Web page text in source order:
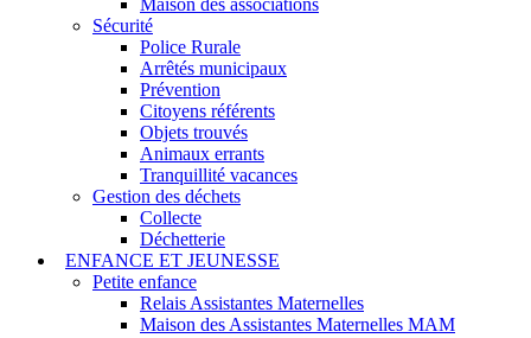
Maison des associations
Sécurité
Police Rurale
Arrêtés municipaux
Prévention
Citoyens référents
Objets trouvés
Animaux errants
Tranquillité vacances
Gestion des déchets
Collecte
Déchetterie
ENFANCE ET JEUNESSE
Petite enfance
Relais Assistantes Maternelles
Maison des Assistantes Maternelles MAM